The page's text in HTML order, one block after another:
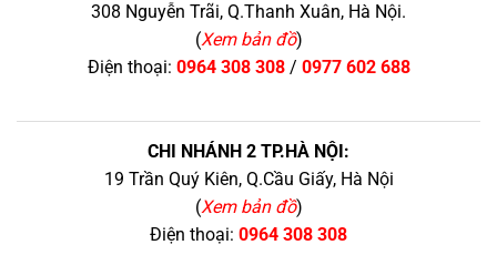
308 Nguyễn Trãi, Q.Thanh Xuân, Hà Nội.
(Xem bản đồ)
Điện thoại: 0964 308 308/ 0977 602 688
CHI NHÁNH 2 TP.HÀ NỘI:
19 Trần Quý Kiên, Q.Cầu Giấy, Hà Nội
(Xem bản đồ)
Điện thoại: 0964 308 308